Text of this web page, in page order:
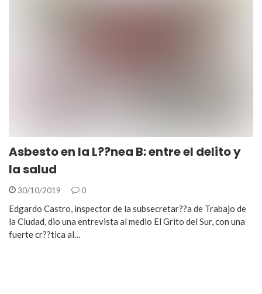
Asbesto en la L??nea B: entre el delito y
la salud
30/10/2019 0
Edgardo Castro, inspector de la subsecretar??a de Trabajo de
la Ciudad, dio una entrevista al medio El Grito del Sur, con una
fuerte cr??tica al…